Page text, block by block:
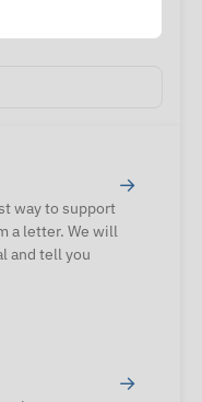
way to support
a letter. We will
and tell you
→
→